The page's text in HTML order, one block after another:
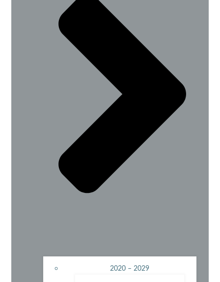
2020 – 2029